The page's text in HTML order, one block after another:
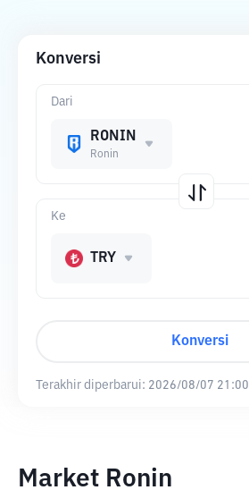
Konversi
Dari
RONIN
Ronin
Ke
TRY
Konversi
Terakhir diperbarui: 2026/08/07 21:00
Market Ronin